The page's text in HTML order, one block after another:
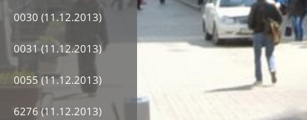
0030 (11.12.2013)
0031 (11.12.2013)
0055 (11.12.2013)
6276 (11.12.2013)